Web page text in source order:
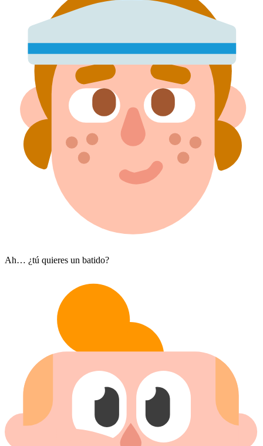
Ah… ¿tú quieres un batido?